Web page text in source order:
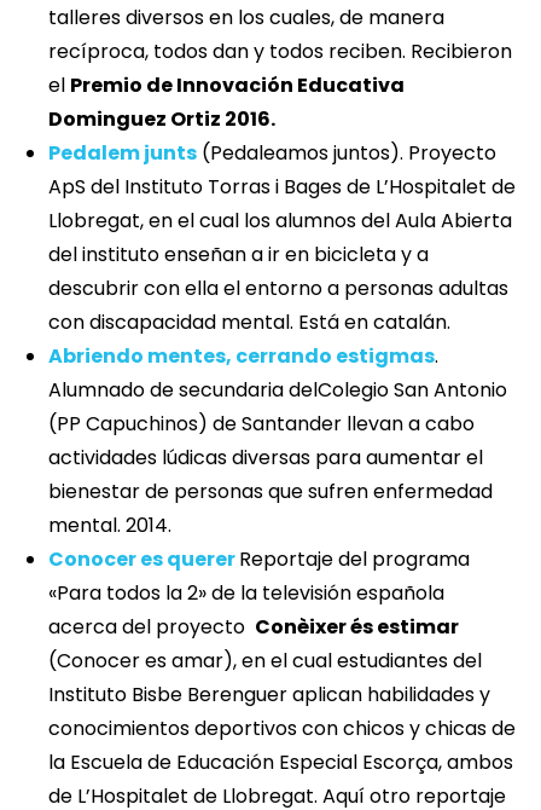
talleres diversos en los cuales, de manera
recíproca, todos dan y todos reciben. Recibieron
el Premio de Innovación Educativa
Dominguez Ortiz 2016.
Pedalem junts (Pedaleamos juntos). Proyecto
ApS del Instituto Torras i Bages de L’Hospitalet de
Llobregat, en el cual los alumnos del Aula Abierta
del instituto enseñan a ir en bicicleta y a
descubrir con ella el entorno a personas adultas
con discapacidad mental. Está en catalán.
Abriendo mentes, cerrando estigmas.
Alumnado de secundaria delColegio San Antonio
(PP Capuchinos) de Santander llevan a cabo
actividades lúdicas diversas para aumentar el
bienestar de personas que sufren enfermedad
mental. 2014.
Conocer es quererReportaje del programa
«Para todos la 2» de la televisión española
acerca del proyecto Conèixer és estimar
(Conocer es amar), en el cual estudiantes del
Instituto Bisbe Berenguer aplican habilidades y
conocimientos deportivos con chicos y chicas de
la Escuela de Educación Especial Escorça, ambos
de L’Hospitalet de Llobregat. Aquí otro reportaje